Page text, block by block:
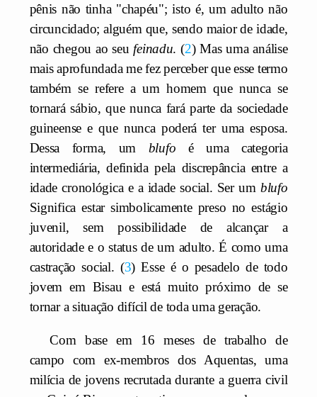
pênis não tinha "chapéu"; isto é, um adulto não
circuncidado; alguém que, sendo maior de idade,
não chegou ao seu feinadu. 2 Mas uma análise
mais aprofundada me fez perceber que esse termo
também se refere a um homem que nunca se
tornará sábio, que nunca fará parte da sociedade
guineense e que nunca poderá ter uma esposa.
Dessa forma, um blufo é uma categoria
intermediária, definida pela discrepância entre a
idade cronológica e a idade social. Ser um blufo
Significa estar simbolicamente preso no estágio
juvenil, sem possibilidade de alcançar a
autoridade e o status de um adulto. É como uma
castração social.
3
Esse é o pesadelo de todo
jovem em Bisau e está muito próximo de se
tornar a situação difícil de toda uma geração.
Com base em 16 meses de trabalho de
campo com ex-membros dos Aquentas, uma
milícia de jovens recrutada durante a guerra civil